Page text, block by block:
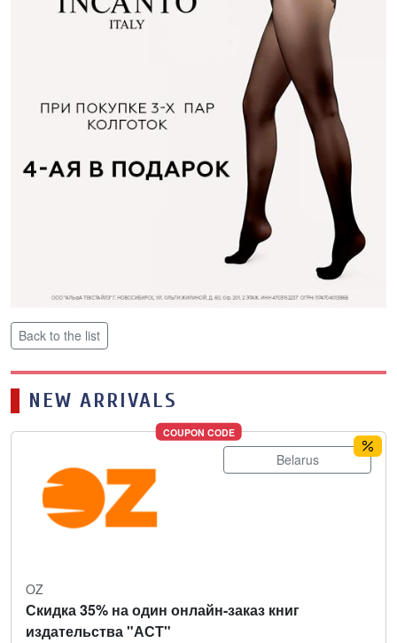
Back to the list
NEW ARRIVALS
COUPON CODE
Belarus
OZ
Скидка 35% на один онлайн-заказ книг
издательства "АСТ"